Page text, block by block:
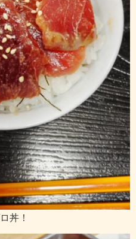
丼！